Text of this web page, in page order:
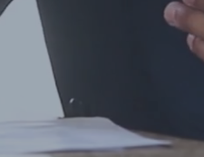
team ontwikkelen in de
doelstellingen en wat
bedrijfsfase van je
organisatie.
Bekijk dienst